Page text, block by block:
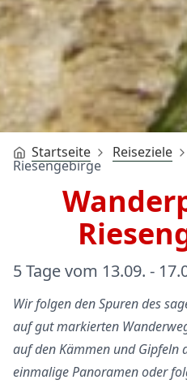
Startseite Reiseziele
Riesengebirge
5 Tage vom 13.09. -
Wir folgen den Spuren des
auf gut markierten
auf den Kämmen und Gipfeln
einmalige Panoramen oder